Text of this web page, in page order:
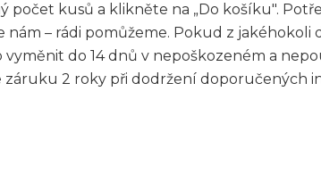
počet kusů a klikněte na „Do košíku".
nám – rádi pomůžeme. Pokud z
do 14 dnů v nepoškozeném a
záruku 2 roky při dodržení doporučených